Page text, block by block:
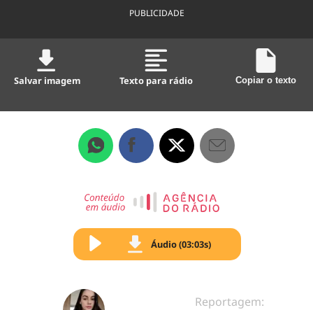
PUBLICIDADE
Salvar imagem Texto para rádio Copiar o texto
Áudio (03:03s)
Reportagem: